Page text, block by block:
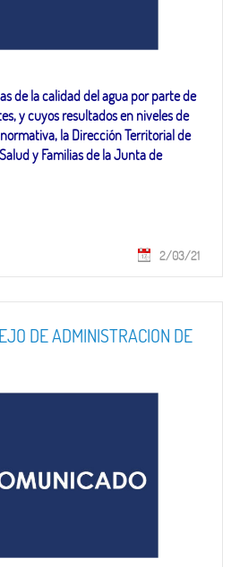
de la calidad del agua por parte de
y cuyos resultados en niveles de
la Dirección Territorial de
y Familias de la Junta de
2/03/21
DE ADMINISTRACION DE